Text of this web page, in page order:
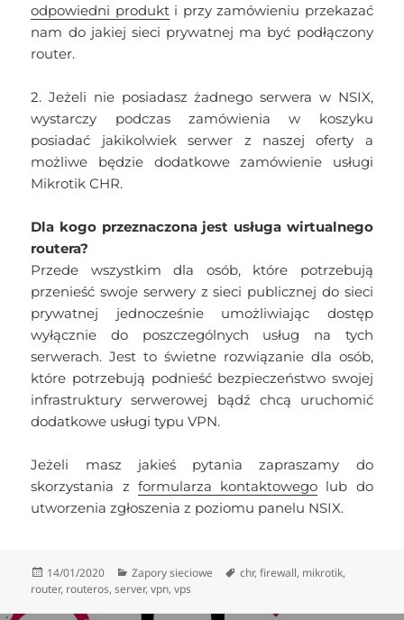
odpowiedni produkt i przy zamówieniu przekazać
nam do jakiej sieci prywatnej ma być podłączony
router.
2. Jeżeli nie posiadasz żadnego serwera w NSIX,
wystarczy podczas zamówienia w koszyku
posiadać jakikolwiek serwer z naszej oferty a
możliwe będzie dodatkowe zamówienie usługi
Mikrotik CHR.
Dla kogo przeznaczona jest usługa wirtualnego
routera?
Przede wszystkim dla osób, które potrzebują
przenieść swoje serwery z sieci publicznej do sieci
prywatnej jednocześnie umożliwiając dostęp
wyłącznie do poszczególnych usług na tych
serwerach. Jest to świetne rozwiązanie dla osób,
które potrzebują podnieść bezpieczeństwo swojej
infrastruktury serwerowej bądź chcą uruchomić
dodatkowe usługi typu VPN.
Jeżeli masz jakieś pytania zapraszamy do
skorzystania z formularza kontaktowego lub do
utworzenia zgłoszenia z poziomu panelu NSIX.
Data
publikacji
14/01/2020 Kategorie
Zapory sieciowe Tagi
chr,firewall, mikrotik,
router, routeros,server,vpn,vps